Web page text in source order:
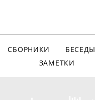
СБОРНИКИ БЕСЕДЫ
ЗАМЕТКИ